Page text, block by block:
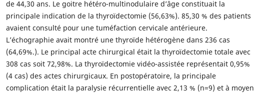
de 44,30 ans. Le goitre hétéro-multinodulaire d’âge constituait la
principale indication de la thyroïdectomie (56,63%). 85,30 % des patients
avaient consulté pour une tuméfaction cervicale antérieure.
L’échographie avait montré une thyroïde hétérogène dans 236 cas
(64,69%.). Le principal acte chirurgical était la thyroïdectomie totale avec
308 cas soit 72,98%. La thyroïdectomie vidéo-assistée représentait 0,95%
(4 cas) des actes chirurgicaux. En postopératoire, la principale
complication était la paralysie récurrentielle avec 2,13 % (n=9) et à moyen